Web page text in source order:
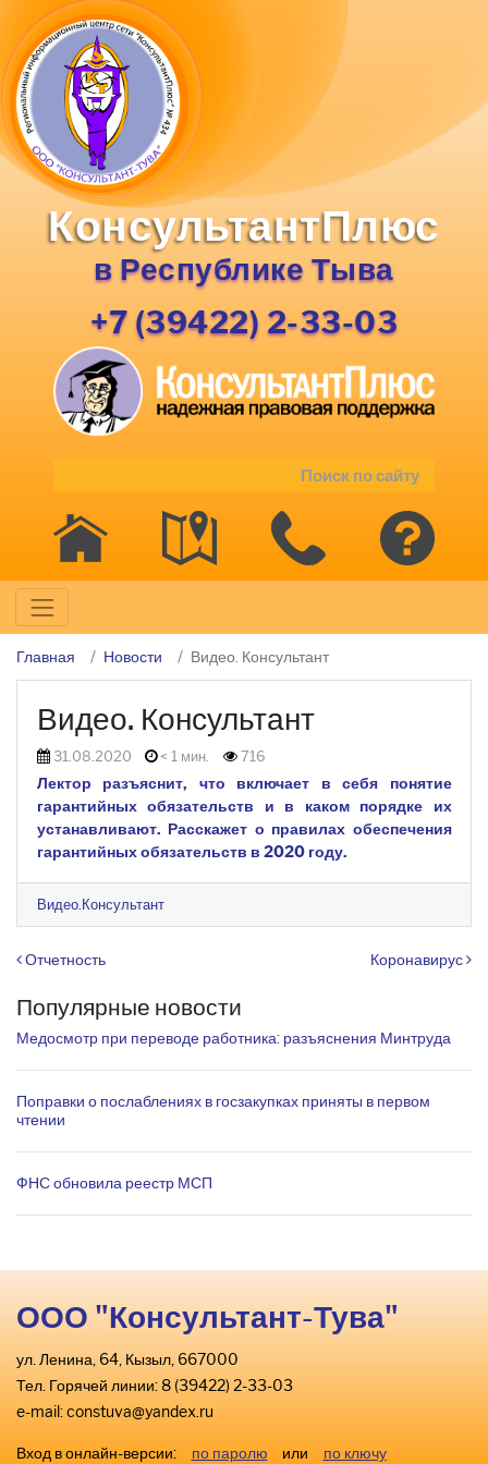
КонсультантПлюс
в Республике Тыва
+7 (39422) 2-33-03
Главная Новости Видео. Консультант
Видео. Консультант
31.08.2020 < 1 мин.
716
Лектор разъяснит, что включает в себя понятие
гарантийных обязательств и в каком порядке их
устанавливают. Расскажет о правилах обеспечения
гарантийных обязательств в 2020 году.
Видео.Консультант
Навигация по записям
Отчетность Коронавирус
Популярные новости
Медосмотр при переводе работника: разъяснения Минтруда
Поправки о послаблениях в госзакупках приняты в первом
чтении
ФНС обновила реестр МСП
ООО "Консультант-Тува"
ул. Ленина, 64, Кызыл, 667000
Тел. Горячей линии: 8 (39422) 2-33-03
e-mail:constuva@yandex.ru
Вход в онлайн-версии: по паролю или по ключу